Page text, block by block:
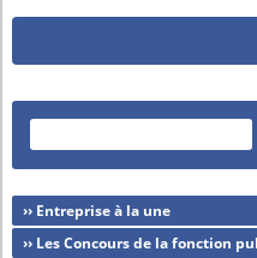
›› Entreprise à la une
›› Les Concours de la fonction